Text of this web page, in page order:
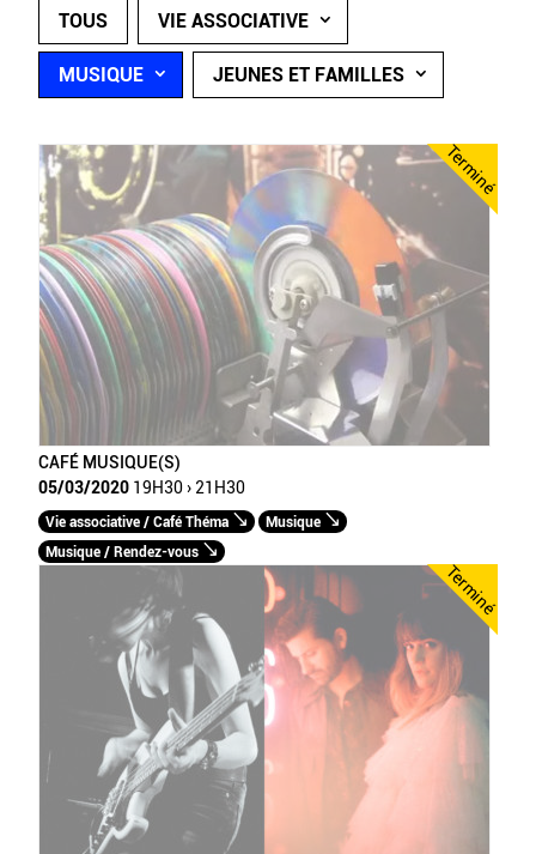
TOUS VIE ASSOCIATIVE
MUSIQUE JEUNES ET FAMILLES
Terminé
CAFÉ MUSIQUE(S)
05/03/2020 19H30 › 21H30
Vie associative / Café Théma
Musique
Musique / Rendez-vous
Terminé